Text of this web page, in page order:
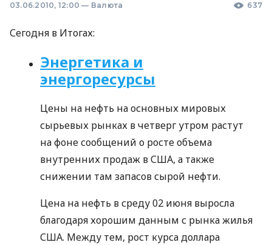
03.06.2010, 12:00 — Валюта 637
Сегодня в Итогах:
Энергетика и
энергоресурсы
Цены на нефть на основных мировых
сырьевых рынках в четверг утром растут
на фоне сообщений о росте объема
внутренних продаж в США, а также
снижении там запасов сырой нефти.
Цена на нефть в среду 02 июня выросла
благодаря хорошим данным с рынка жилья
США. Между тем, рост курса доллара